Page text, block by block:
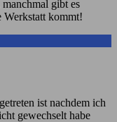
gibt es
Werkstatt kommt!
ist nachdem ich
gewechselt habe